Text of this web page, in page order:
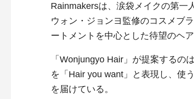
Rainmakersは、涙袋メイクの第⼀
ウォン・ジョンヨ監修のコスメブ
ートメントを中⼼とした待望のヘ
「Wonjungyo Hair」が提案するの
を「Hair you want」と表現し、使
を届けている。